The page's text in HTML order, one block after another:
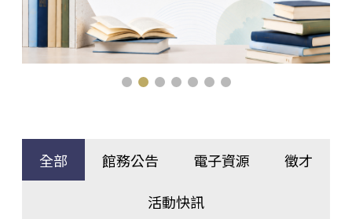
全部 館務公告 電子資源 徵才
活動快訊